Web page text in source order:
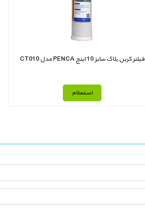
فیلتر کربن بلاک سایز 10 اینچ PENCA مدل CT010
استعلام